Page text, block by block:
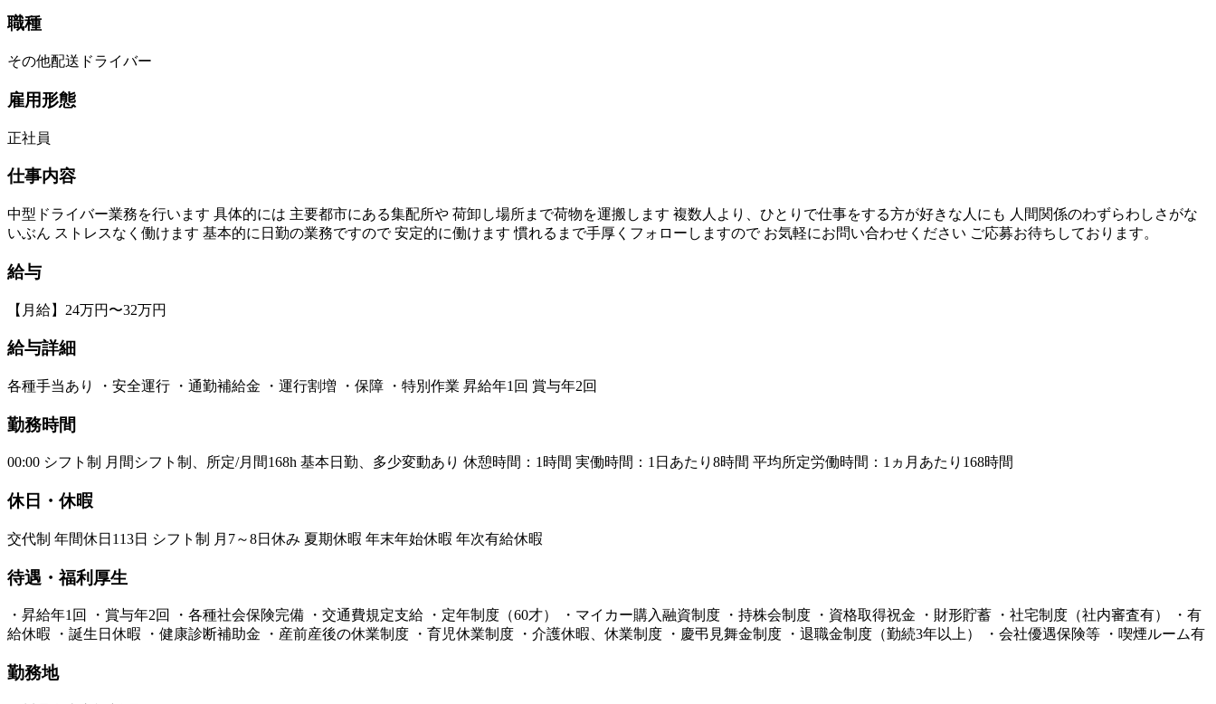
職種
その他配送ドライバー
雇用形態
正社員
仕事内容
中型ドライバー業務を行います 具体的には 主要都市にある集配所や 荷卸し場所まで荷物を運搬します 複数人より、ひとりで仕事をする方が好きな人にも 人間関係のわずらわしさがな
いぶん ストレスなく働けます 基本的に日勤の業務ですので 安定的に働けます 慣れるまで手厚くフォローしますので お気軽にお問い合わせください ご応募お待ちしております。
給与
【月給】24万円〜32万円
給与詳細
各種手当あり ・安全運行 ・通勤補給金 ・運行割増 ・保障 ・特別作業 昇給年1回 賞与年2回
勤務時間
00:00 シフト制 月間シフト制、所定/月間168h 基本日勤、多少変動あり 休憩時間：1時間 実働時間：1日あたり8時間 平均所定労働時間：1ヵ月あたり168時間
休日・休暇
交代制 年間休日113日 シフト制 月7～8日休み 夏期休暇 年末年始休暇 年次有給休暇
待遇・福利厚生
・昇給年1回 ・賞与年2回 ・各種社会保険完備 ・交通費規定支給 ・定年制度（60才） ・マイカー購入融資制度 ・持株会制度 ・資格取得祝金 ・財形貯蓄 ・社宅制度（社内審査有） ・有
給休暇 ・誕生日休暇 ・健康診断補助金 ・産前産後の休業制度 ・育児休業制度 ・介護休暇、休業制度 ・慶弔見舞金制度 ・退職金制度（勤続3年以上） ・会社優遇保険等 ・喫煙ルーム有
勤務地